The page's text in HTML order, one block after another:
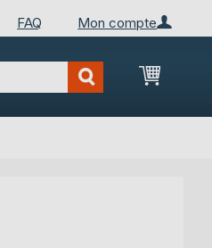
Mon compte
FAQ
Mon